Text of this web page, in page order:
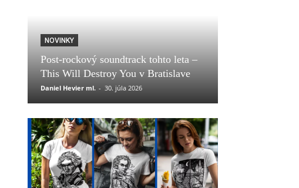
NOVINKY
Post-rockový soundtrack tohto leta –
This Will Destroy You v Bratislave
Daniel Hevier ml. - 30. júla 2026